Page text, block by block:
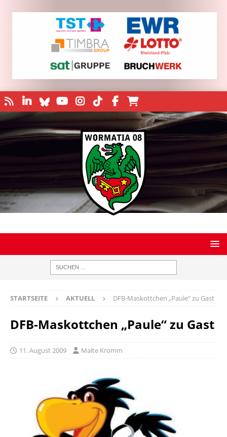
STARTSEITE AKTUELL DFB-Maskottchen „Paule“ zu Gast
DFB-Maskottchen „Paule“ zu Gast
11. August 2009 Malte Kromm